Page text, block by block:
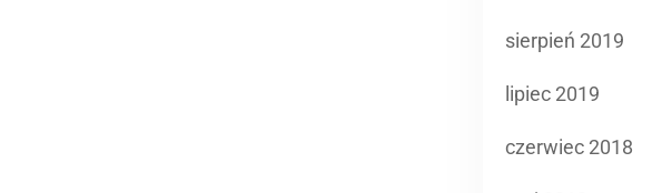
sierpień 2019
lipiec 2019
czerwiec 2018